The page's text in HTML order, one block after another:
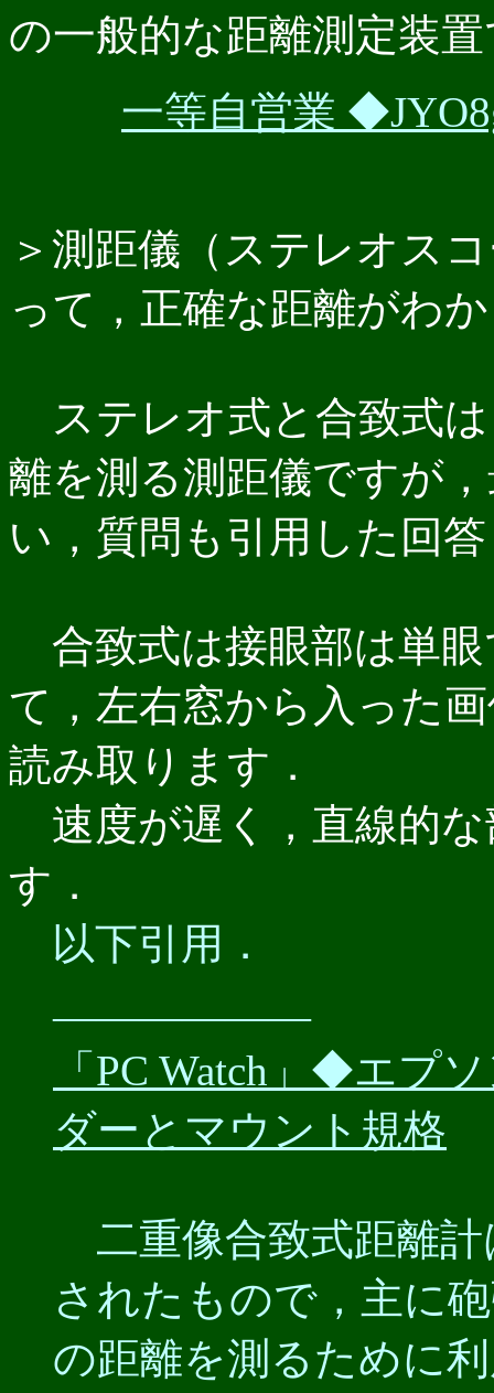
の一般的な距離測定装
一等自営業
＞測距儀（ステレオス
って，正確な距離がわ
ステレオ式と合致式
離を測る測距儀ですが
い，質問も引用した回
合致式は接眼部は単
て，左右窓から入った
読み取ります．
速度が遅く，直線的
す．
以下引用．
――――――
「PC Watch」◆エプ
ダーとマウント規格
二重像合致式距離計
されたもので，主に
の距離を測るために